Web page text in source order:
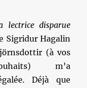
lectrice disparue
Sigridur Hagalin
(à vos
m’a
Déjà que